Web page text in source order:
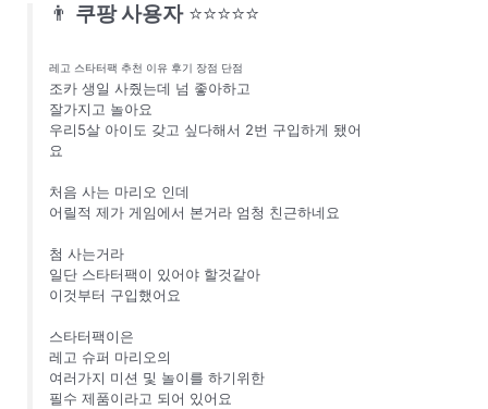
👨 쿠팡 사용자 ⭐⭐⭐⭐⭐
레고 스타터팩 추천 이유 후기 장점 단점
조카 생일 사줬는데 넘 좋아하고
잘가지고 놀아요
우리5살 아이도 갖고 싶다해서 2번 구입하게 됐어
요
처음 사는 마리오 인데
어릴적 제가 게임에서 본거라 엄청 친근하네요
첨 사는거라
일단 스타터팩이 있어야 할것같아
이것부터 구입했어요
스타터팩이은
레고 슈퍼 마리오의
여러가지 미션 및 놀이를 하기위한
필수 제품이라고 되어 있어요